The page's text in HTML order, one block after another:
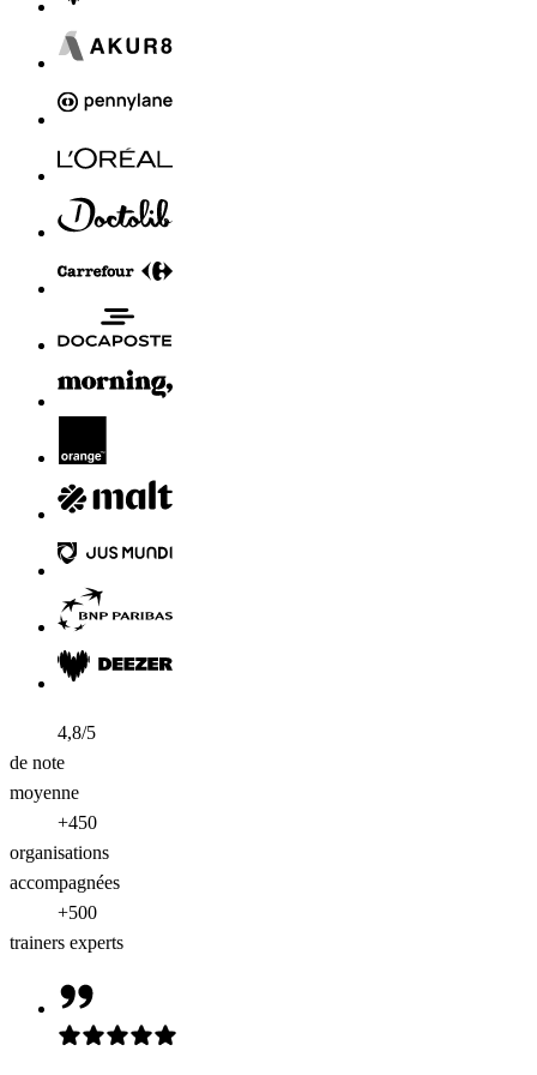
4,8/5
de note
moyenne
+450
organisations
accompagnées
+500
trainers experts